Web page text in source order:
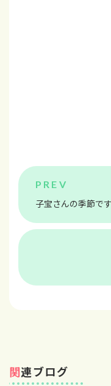
子宝さんの季節で
関連ブログ